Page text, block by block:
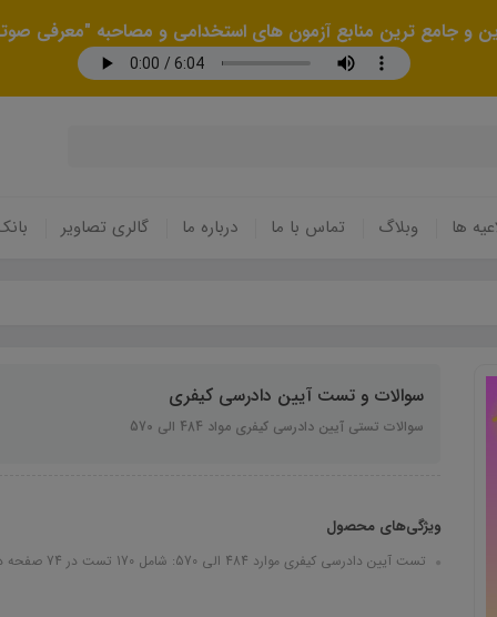
و جامع ترین منابع آزمون های استخدامی و مصاحبه "معرفی
ها وبلاگ تماس با ما درباره ما گالری تصاویر
سوالات و تست آیین دادرسی کیفری
سوالات تستی آیین دادرسی کیفری مواد 484 الی 570
ویژگی‌های محصول
تست آیین دادرسی کیفری موارد 484 الی 570: شامل 170 تست در 74 صفحه در قالب فایل pdf